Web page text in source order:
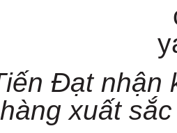
Đạt nhận
xuất